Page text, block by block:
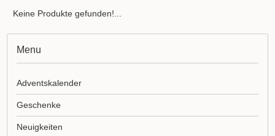
Keine Produkte gefunden!...
Menu
Adventskalender
Geschenke
Neuigkeiten